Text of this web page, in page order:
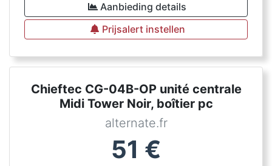
Aanbieding details
Prijsalert instellen
Chieftec CG-04B-OP unité centrale
Midi Tower Noir, boîtier pc
alternate.fr
51 €